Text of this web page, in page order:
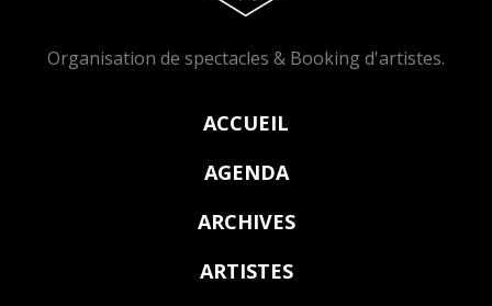
Organisation de spectacles & Booking d'artistes.
ACCUEIL
AGENDA
ARCHIVES
ARTISTES